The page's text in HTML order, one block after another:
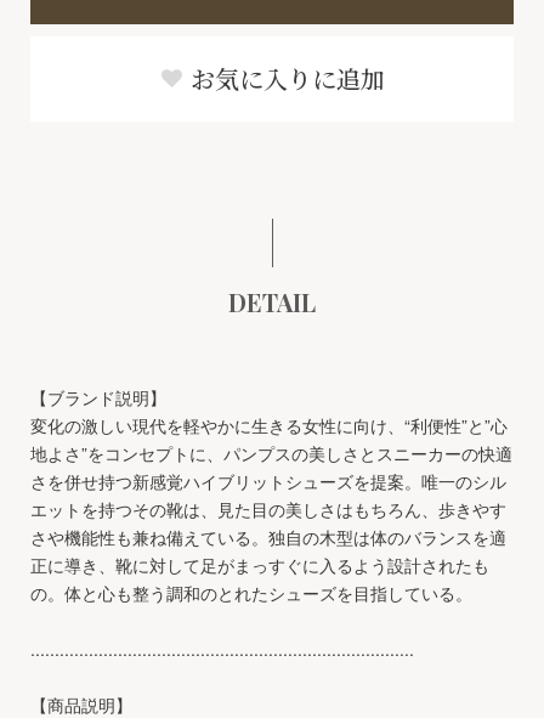
お気に入りに追加
DETAIL
【ブランド説明】
変化の激しい現代を軽やかに生きる女性に向け、“利便性”と”心
地よさ”をコンセプトに、パンプスの美しさとスニーカーの快適
さを併せ持つ新感覚ハイブリットシューズを提案。唯一のシル
エットを持つその靴は、見た目の美しさはもちろん、歩きやす
さや機能性も兼ね備えている。独自の木型は体のバランスを適
正に導き、靴に対して足がまっすぐに入るよう設計されたも
の。体と心も整う調和のとれたシューズを目指している。
...............................................................................
【商品説明】